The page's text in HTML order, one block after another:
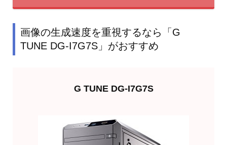
画像の生成速度を重視するなら「G
TUNE DG-I7G7S」がおすすめ
G TUNE DG-I7G7S